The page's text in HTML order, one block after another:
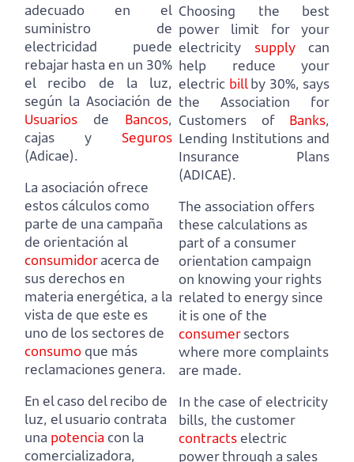
adecuado en el
suministro de
electricidad puede
rebajar hasta en un 30%
el recibo de la luz,
según la Asociación de
Usuarios de Bancos,
cajas y Seguros
(Adicae).
La asociación ofrece
estos cálculos como
parte de una campaña
de orientación al
consumidoracerca de
sus derechos en
materia energética, a la
vista de que este es
uno de los sectores de
consumo que más
reclamaciones genera.
En el caso del recibo de
luz, el usuario contrata
una potencia con la
comercializadora,
Choosing the best
power limit for your
electricity supplycan
help reduce your
electric billby 30%, says
the Association for
Customers of Banks,
Lending Institutions and
Insurance Plans
(ADICAE).
The association offers
these calculations as
part of a consumer
orientation campaign
on knowing your rights
related to energy since
it is one of the
consumersectors
where more complaints
are made.
In the case of electricity
bills, the customer
contractselectric
power through a sales